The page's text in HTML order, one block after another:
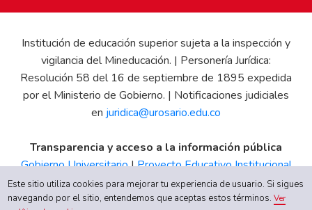
Institución de educación superior sujeta a la inspección y
vigilancia del Mineducación. | Personería Jurídica:
Resolución 58 del 16 de septiembre de 1895 expedida
por el Ministerio de Gobierno. | Notificaciones judiciales
en juridica@urosario.edu.co
Transparencia y acceso a la información pública
Gobierno Universitario|Proyecto Educativo Institucional
|Informe de Gestión|Boletín Estadístico|Régimen
Tributario|Estados Financieros|Código de Ética|Canal
Este sitio utiliza cookies para mejorar tu experiencia de usuario. Si sigues
navegando por el sitio, entendemos que aceptas estos términos.Ver